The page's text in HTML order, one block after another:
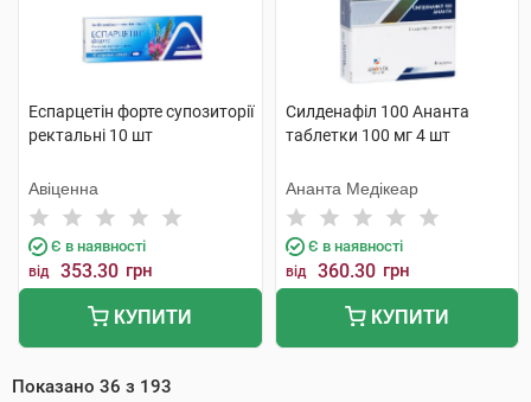
Еспарцетін форте супозиторії
ректальні 10 шт
Авіценна
Є в наявності
від 353.30 грн
КУПИТИ
Силденафіл 100 Ананта
таблетки 100 мг 4 шт
Ананта Медікеар
Є в наявності
від 360.30 грн
КУПИТИ
Показано 36 з 193